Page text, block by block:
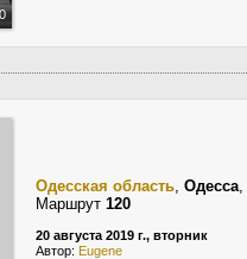
Одесская область, Одесса,
Маршрут 120
20 августа 2019 г., вторник
Автор: Eugene